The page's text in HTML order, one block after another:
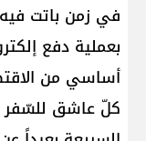
في زمن باتت
بعملية دفع
أساسي من
كلّ عاشق للسّفر